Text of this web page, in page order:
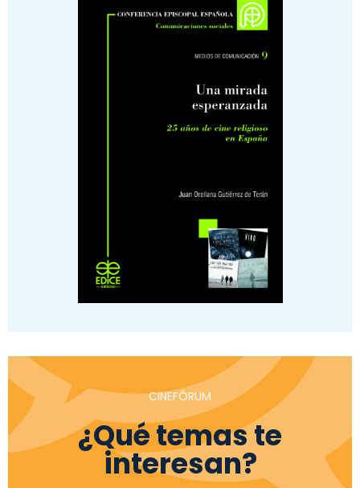
CINEFÓRUM
¿Qué temas te
interesan?